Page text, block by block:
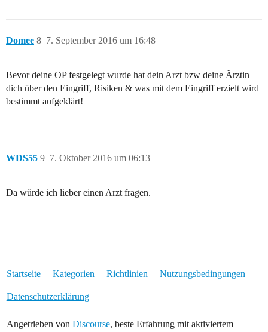
Domee 7. September 2016 um 16:48
8
Bevor deine OP festgelegt wurde hat dein Arzt bzw deine Ärztin
dich über den Eingriff, Risiken & was mit dem Eingriff erzielt wird
bestimmt aufgeklärt!
WDS55 7. Oktober 2016 um 06:13
9
Da würde ich lieber einen Arzt fragen.
Startseite Kategorien Richtlinien Nutzungsbedingungen
Datenschutzerklärung
Angetrieben von Discourse, beste Erfahrung mit aktiviertem